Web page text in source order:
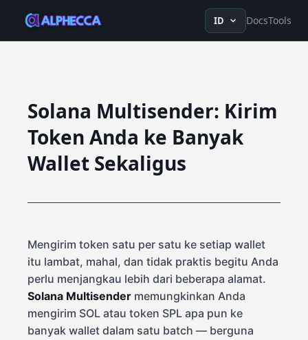
enru fr ko detrzh-Hans
ID DocsTools
Solana Multisender: Kirim
Token Anda ke Banyak
Wallet Sekaligus
Mengirim token satu per satu ke setiap wallet
itu lambat, mahal, dan tidak praktis begitu Anda
perlu menjangkau lebih dari beberapa alamat.
Solana Multisender memungkinkan Anda
mengirim SOL atau token SPL apa pun ke
banyak wallet dalam satu batch — berguna